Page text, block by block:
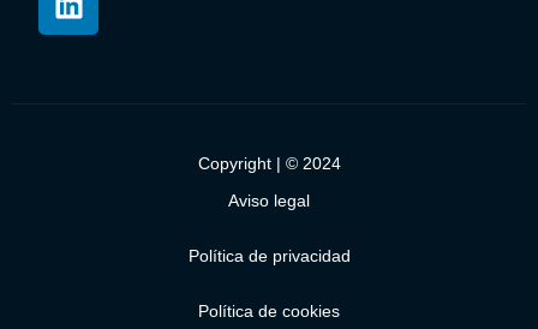
Copyright | © 2024
Aviso legal
Política de privacidad
Política de cookies